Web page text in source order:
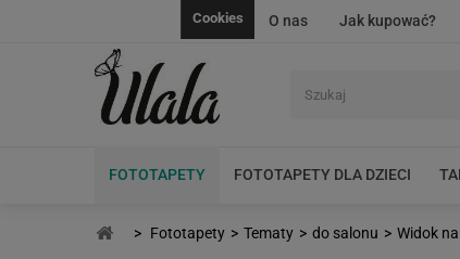
O nas Jak kupować?
Cookies
FOTOTAPETY FOTOTAPETY DLA DZIECI
> Fototapety > Tematy > do salonu > Widok